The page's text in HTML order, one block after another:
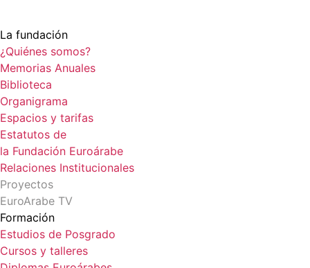
La fundación
¿Quiénes somos?
Memorias Anuales
Biblioteca
Organigrama
Espacios y tarifas
Estatutos de
la Fundación Euroárabe
Relaciones Institucionales
Proyectos
EuroArabe TV
Formación
Estudios de Posgrado
Cursos y talleres